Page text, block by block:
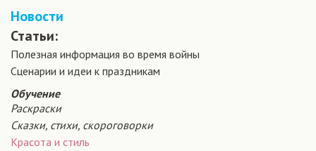
Новости
Статьи:
Полезная информация во время войны
Сценарии и идеи к праздникам
Обучение
Раскраски
Сказки, стихи, скороговорки
Красота и стиль